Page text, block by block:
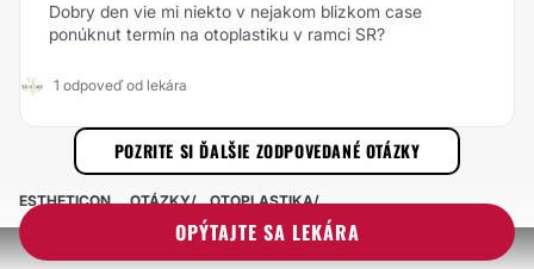
Dobry den vie mi niekto v nejakom blizkom case
ponúknut termín na otoplastiku v ramci SR?
1 odpoveď od lekára
POZRITE SI ĎALŠIE ZODPOVEDANÉ OTÁZKY
OPÝTAJTE SA LEKÁRA
ESTHETICON OTÁZKY OTOPLASTIKA